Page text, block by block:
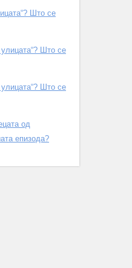
Што се
Што се
Што се
од
епизода?